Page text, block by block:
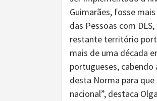
Guimarães, fosse
das Pessoas com
restante território
mais de uma década
portugueses,
desta Norma para
nacional”, destaca